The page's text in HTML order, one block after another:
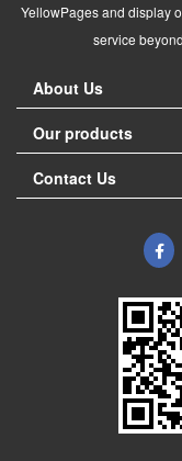
YellowPages and display
service
About Us
Our products
Contact Us